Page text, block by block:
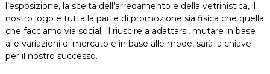
l’esposizione, la scelta dell’arredamento e della vetrinistica, il
nostro logo e tutta la parte di promozione sia fisica che quella
che facciamo via social. Il riuscire a adattarsi, mutare in base
alle variazioni di mercato e in base alle mode, sarà la chiave
per il nostro successo.